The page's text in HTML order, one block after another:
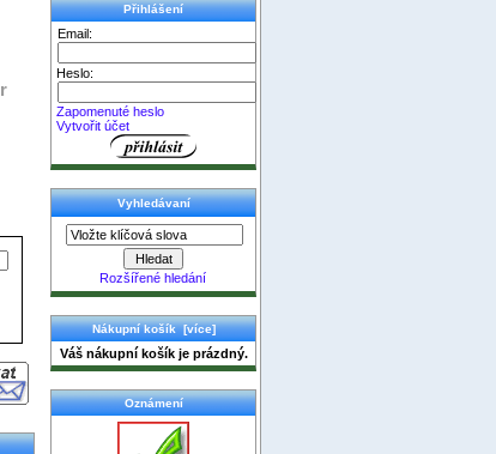
Přihlášení
Email:
Heslo:
Zapomenuté heslo
Vytvořit účet
Vyhledávaní
Rozšířené hledání
Nákupní košík [více]
Váš nákupní košík je prázdný.
Oznámení